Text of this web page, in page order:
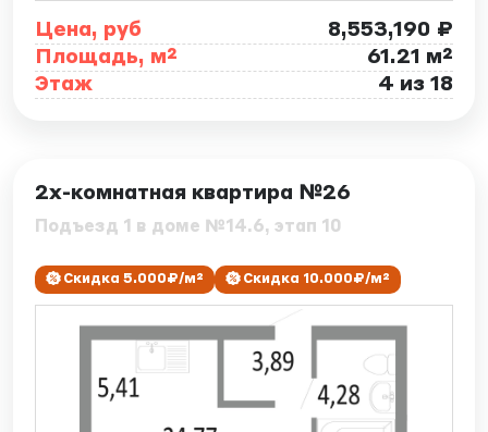
Цена, руб
8,553,190 ₽
Площадь, м²
61.21 м²
Этаж
4 из 18
2х-комнатная квартира №26
Подъезд 1 в доме №14.6, этап 10
Скидка 5.000₽/м² Скидка 10.000₽/м²